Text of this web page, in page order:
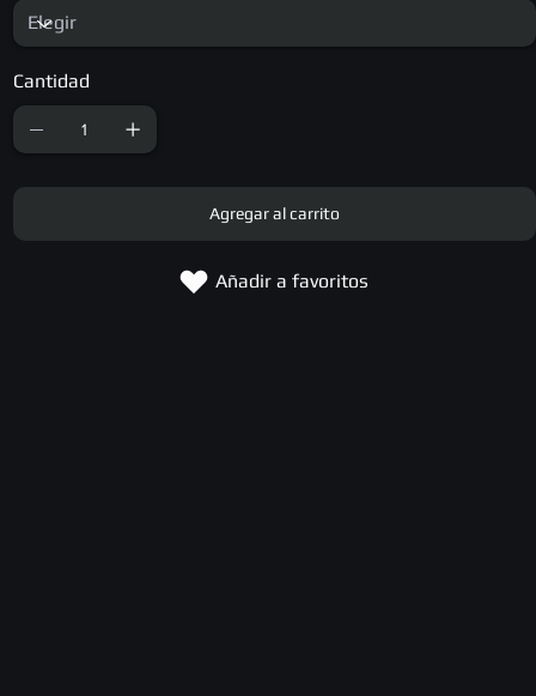
Cantidad
Agregar al carrito
Añadir a favoritos